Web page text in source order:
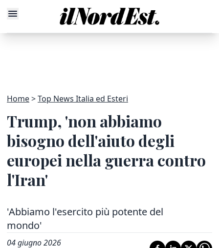
Home Top News Italia ed Esteri
Trump, 'non abbiamo
bisogno dell'aiuto degli
europei nella guerra contro
l'Iran'
'Abbiamo l'esercito più potente del
mondo'
04 giugno 2026